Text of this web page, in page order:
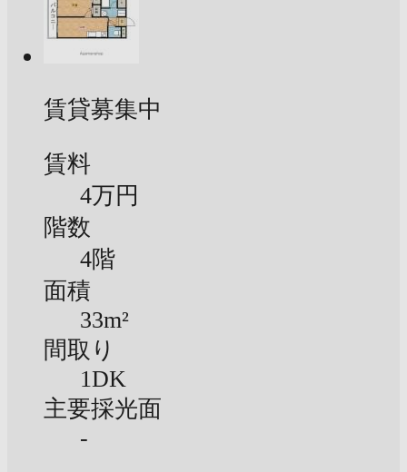
賃貸募集中
賃料
4万円
階数
4階
面積
33m²
間取り
1DK
主要採光面
-